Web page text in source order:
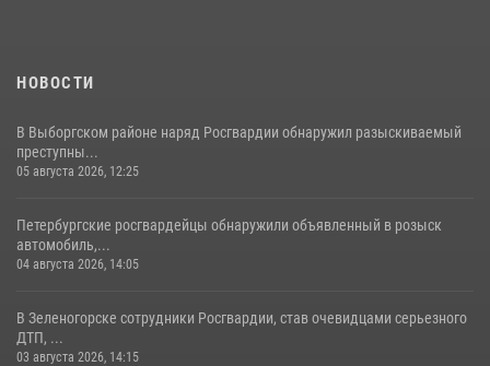
НОВОСТИ
В Выборгском районе наряд Росгвардии обнаружил разыскиваемый
преступны...
05 августа 2026, 12:25
Петербургские росгвардейцы обнаружили объявленный в розыск
автомобиль,...
04 августа 2026, 14:05
В Зеленогорске сотрудники Росгвардии, став очевидцами серьезного
ДТП, ...
03 августа 2026, 14:15